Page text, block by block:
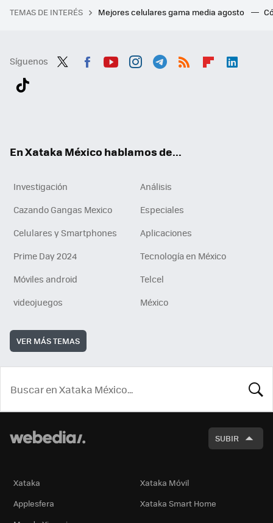
TEMAS DE INTERÉS Mejores celulares gama media agosto
Síguenos
En Xataka México hablamos de...
Investigación
Análisis
Cazando Gangas Mexico
Especiales
Celulares y Smartphones
Aplicaciones
Prime Day 2024
Tecnología en México
Móviles android
Telcel
videojuegos
México
VER MÁS TEMAS
SUBIR
Xataka
Xataka Móvil
Applesfera
Xataka Smart Home